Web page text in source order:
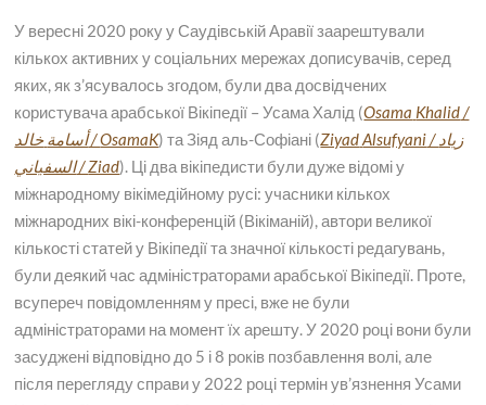
У вересні 2020 року у Саудівській Аравії заарештували
кількох активних у соціальних мережах дописувачів, серед
яких, як з’ясувалось згодом, були два досвідчених
користувача арабської Вікіпедії – Усама Халід (Osama Khalid/
أسامةخالد /OsamaK) та Зіяд аль-Софіані (ZiyadAlsufyani/زياد
السفياني/Ziad). Ці два вікіпедисти були дуже відомі у
міжнародному вікімедійному русі: учасники кількох
міжнародних вікі-конференцій (Вікіманій), автори великої
кількості статей у Вікіпедії та значної кількості редагувань,
були деякий час адміністраторами арабської Вікіпедії. Проте,
всупереч повідомленням у пресі, вже не були
адміністраторами на момент їх арешту. У 2020 році вони були
засуджені відповідно до 5 і 8 років позбавлення волі, але
після перегляду справи у 2022 році термін ув’язнення Усами